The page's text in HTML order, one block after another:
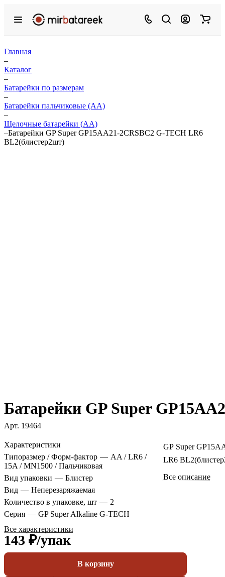
Главная
–
Каталог
–
Батарейки по размерам
–
Батарейки пальчиковые (АА)
–
Щелочные батарейки (АА)
–Батарейки GP Super GP15AA21-2CRSBC2 G-TECH LR6
BL2(блистер2шт)
Батарейки GP Super
Арт. 19464
Характеристики
Типоразмер / Форм-фактор — AA / LR6 /
15A / MN1500 / Пальчиковая
Вид упаковки — Блистер
Вид — Неперезаряжаемая
Количество в упаковке, шт — 2
Серия — GP Super Alkaline G-TECH
Все характеристики
GP Super
LR6
Все описание
143 ₽/упак
В корзину